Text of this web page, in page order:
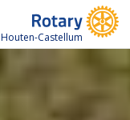
Houten-Castellum